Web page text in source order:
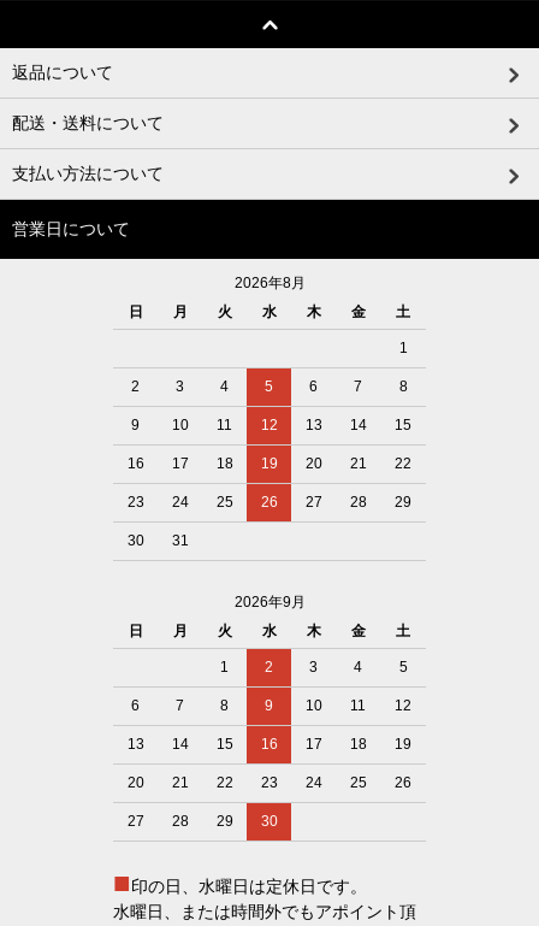
返品について
配送・送料について
支払い方法について
営業日について
2026年8月
日
月 火 水 木 金 土
1
2 3 4 5 6 7 8
9 10 11 12 13 14 15
16 17 18 19 20 21 22
23 24 25 26 27 28 29
30 31
2026年9月
日
月 火 水 木 金 土
1 2 3 4 5
6 7 8 9 10 11 12
13 14 15 16 17 18 19
20 21 22 23 24 25 26
27 28 29 30
■印の日、水曜日は定休日です。
水曜日、または時間外でもアポイント頂